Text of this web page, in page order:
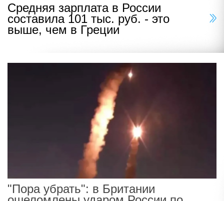
Средняя зарплата в России
составила 101 тыс. руб. - это
выше, чем в Греции
"Пора убрать": в Британии